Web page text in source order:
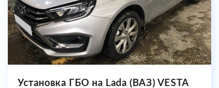
Установка ГБО на Lada (ВАЗ) VESTA